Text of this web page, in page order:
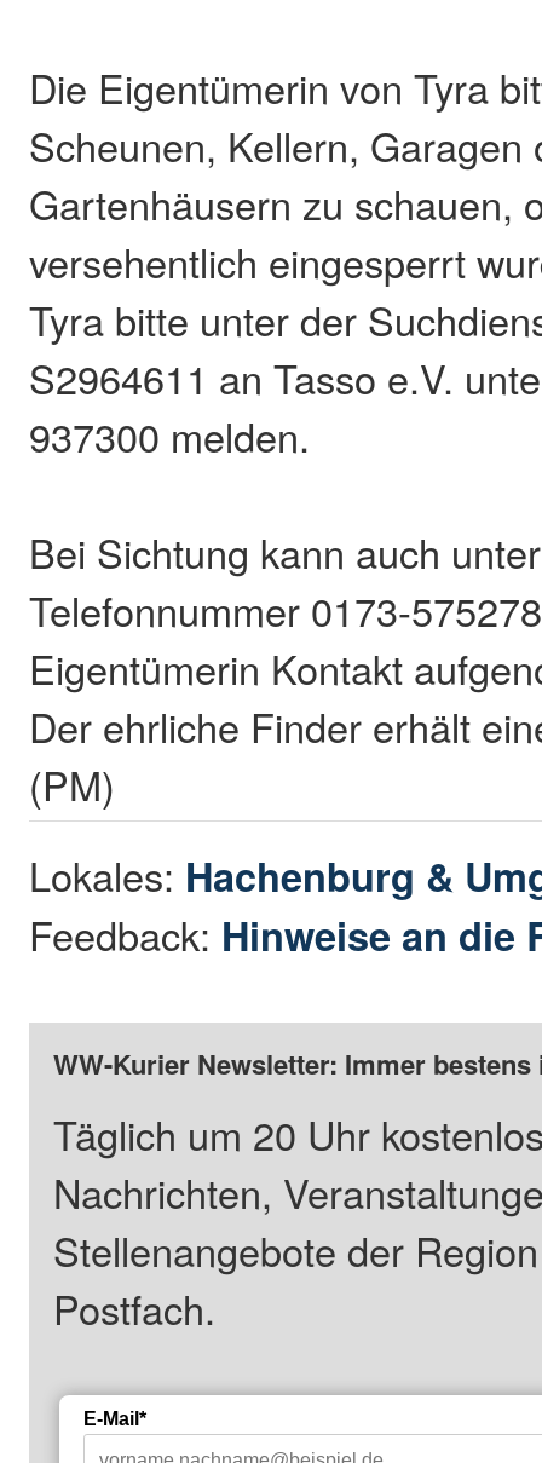
Die Eigentümerin von Tyra
Scheunen, Kellern, Garagen
Gartenhäusern zu schauen,
versehentlich eingesperrt
Tyra bitte unter der
S2964611 an Tasso e.V.
937300 melden.
Bei Sichtung kann auch
Telefonnummer 0173-
Eigentümerin Kontakt
Der ehrliche Finder erhält
(PM)
Lokales: Hachenburg &
Feedback: Hinweise an die
WW-Kurier Newsletter: Immer
Täglich um 20 Uhr
Nachrichten,
Stellenangebote der
Postfach.
E-Mail*